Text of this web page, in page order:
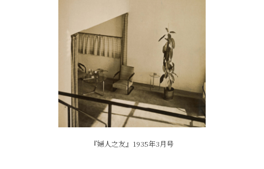
『婦人之友』1935年3月号